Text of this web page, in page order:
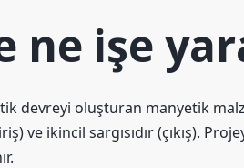
ne işe
devreyi oluşturan manyetik
ve ikincil sargısıdır (çıkış).